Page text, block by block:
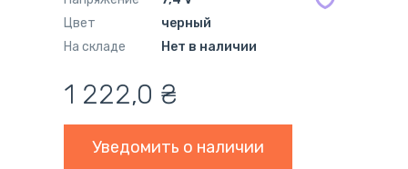
Цвет
черный
На складе
Нет в наличии
1 222,0 ₴
Уведомить о наличии